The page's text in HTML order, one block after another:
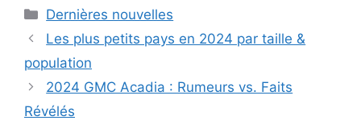
Categories
Dernières nouvelles
Les plus petits pays en 2024 par taille &
population
2024 GMC Acadia : Rumeurs vs. Faits
Révélés